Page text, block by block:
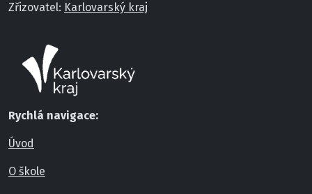
Zřizovatel: Karlovarský kraj
Rychlá navigace:
Úvod
O škole